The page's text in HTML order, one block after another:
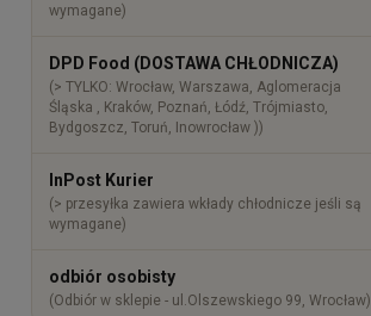
wymagane)
DPD Food (DOSTAWA CHŁODNICZA)
(> TYLKO: Wrocław, Warszawa, Aglomeracja
Śląska , Kraków, Poznań, Łódź, Trójmiasto,
Bydgoszcz, Toruń, Inowrocław ))
InPost Kurier
(> przesyłka zawiera wkłady chłodnicze jeśli są
wymagane)
odbiór osobisty
(Odbiór w sklepie - ul.Olszewskiego 99, Wrocław)